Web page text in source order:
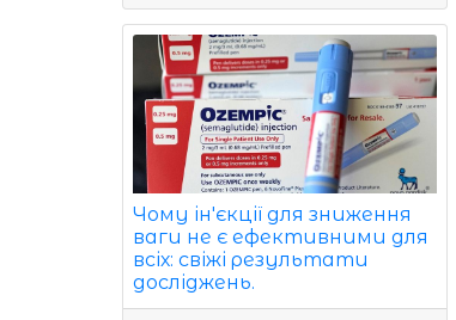
Чому ін'єкції для зниження
ваги не є ефективними для
всіх: свіжі результати
досліджень.